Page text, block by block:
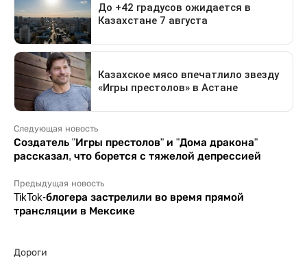
Следующая новость
Создатель "Игры престолов" и "Дома дракона"
рассказал, что борется с тяжелой депрессией
Предыдущая новость
TikTok-блогера застрелили во время прямой
трансляции в Мексике
Дороги